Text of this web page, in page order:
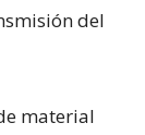
del
material